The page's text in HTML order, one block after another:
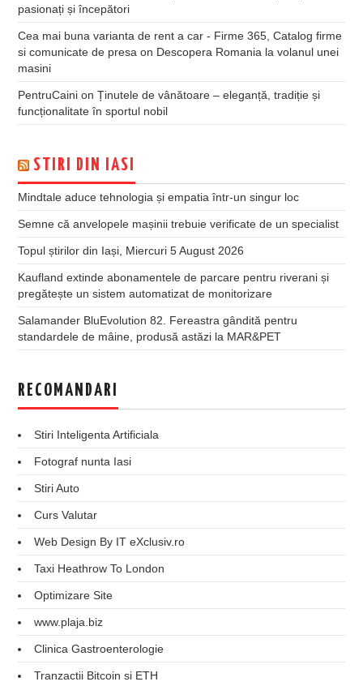
pasionați și începători
Cea mai buna varianta de rent a car - Firme 365, Catalog firme
si comunicate de presa on Descopera Romania la volanul unei
masini
PentruCaini onȚinutele de vânătoare – eleganță, tradiție și
funcționalitate în sportul nobil
STIRI DIN IASI
Mindtale aduce tehnologia și empatia într-un singur loc
Semne că anvelopele mașinii trebuie verificate de un specialist
Topul știrilor din Iași, Miercuri 5 August 2026
Kaufland extinde abonamentele de parcare pentru riverani și
pregătește un sistem automatizat de monitorizare
Salamander BluEvolution 82. Fereastra gândită pentru
standardele de mâine, produsă astăzi la MAR&PET
RECOMANDARI
Stiri Inteligenta Artificiala
Fotograf nunta Iasi
Stiri Auto
Curs Valutar
Web Design By IT eXclusiv.ro
Taxi Heathrow To London
Optimizare Site
www.plaja.biz
Clinica Gastroenterologie
Tranzactii Bitcoin si ETH